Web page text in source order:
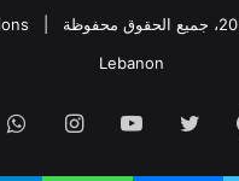
Lebanon
فيسبوك تويتر يوتيوبانستقرام